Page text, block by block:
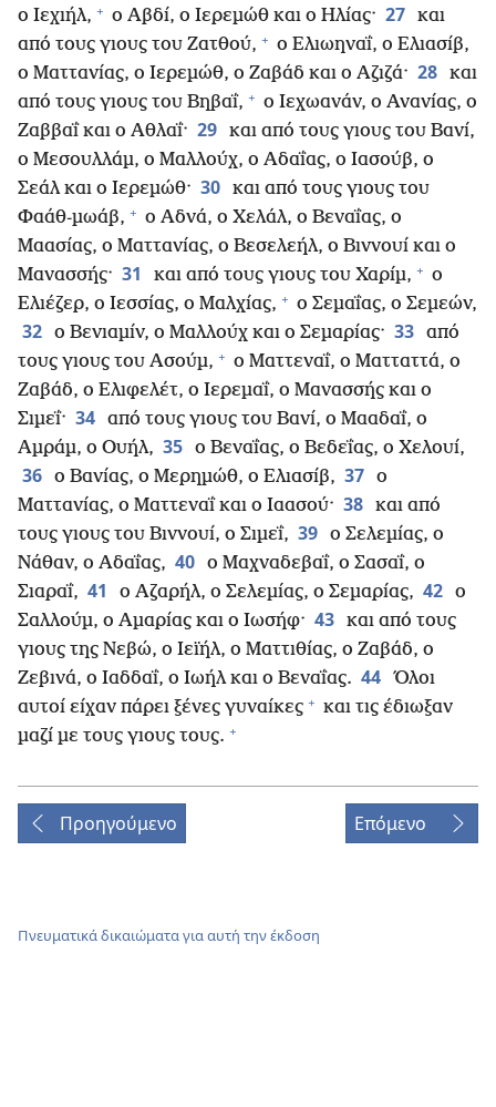
ο Ιεχιήλ, + ο Αβδί, ο Ιερεμώθ και ο Ηλίας· 27 και
από τους γιους του Ζατθού, + ο Ελιωηναΐ, ο Ελιασίβ,
ο Ματτανίας, ο Ιερεμώθ, ο Ζαβάδ και ο Αζιζά· 28 και
από τους γιους του Βηβαΐ, + ο Ιεχωανάν, ο Ανανίας, ο
Ζαββαΐ και ο Αθλαΐ· 29 και από τους γιους του Βανί,
ο Μεσουλλάμ, ο Μαλλούχ, ο Αδαΐας, ο Ιασούβ, ο
Σεάλ και ο Ιερεμώθ· 30 και από τους γιους του
Φαάθ-μωάβ, + ο Αδνά, ο Χελάλ, ο Βεναΐας, ο
Μαασίας, ο Ματτανίας, ο Βεσελεήλ, ο Βιννουί και ο
Μανασσής· 31 και από τους γιους του Χαρίμ, + ο
Ελιέζερ, ο Ιεσσίας, ο Μαλχίας, + ο Σεμαΐας, ο Σεμεών,
32 ο Βενιαμίν, ο Μαλλούχ και ο Σεμαρίας· 33 από
τους γιους του Ασούμ, + ο Ματτεναΐ, ο Ματταττά, ο
Ζαβάδ, ο Ελιφελέτ, ο Ιερεμαΐ, ο Μανασσής και ο
Σιμεΐ· 34 από τους γιους του Βανί, ο Μααδαΐ, ο
Αμράμ, ο Ουήλ, 35 ο Βεναΐας, ο Βεδεΐας, ο Χελουί,
36 ο Βανίας, ο Μερημώθ, ο Ελιασίβ, 37 ο
Ματτανίας, ο Ματτεναΐ και ο Ιαασού· 38 και από
τους γιους του Βιννουί, ο Σιμεΐ, 39 ο Σελεμίας, ο
Νάθαν, ο Αδαΐας, 40 ο Μαχναδεβαΐ, ο Σασαΐ, ο
Σιαραΐ, 41 ο Αζαρήλ, ο Σελεμίας, ο Σεμαρίας, 42 ο
Σαλλούμ, ο Αμαρίας και ο Ιωσήφ· 43 και από τους
γιους της Νεβώ, ο Ιεϊήλ, ο Ματτιθίας, ο Ζαβάδ, ο
Ζεβινά, ο Ιαδδαΐ, ο Ιωήλ και ο Βεναΐας. 44 Όλοι
αυτοί είχαν πάρει ξένες γυναίκες + και τις έδιωξαν
μαζί με τους γιους τους. +
Προηγούμενο Επόμενο
Πνευματικά δικαιώματα για αυτή την έκδοση